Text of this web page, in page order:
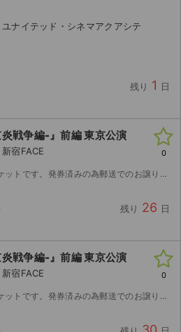
ナイテッド・シネマアクアシテ
残り 1 日
戦争編-』前編 東京公演
宿FACE
イトで発送致します。)特典付きチケットになりますが返却不要ですのでご購入者様でご自由になさってください...
残り 26 日
0
戦争編-』前編 東京公演
宿FACE
イトで発送致します。)特典付きチケットになりますが返却不要ですのでご購入者様でご自由になさってください...
0